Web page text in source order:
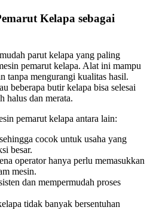
Kelapa sebagai
parut kelapa yang paling
pemarut kelapa. Alat ini mampu
tanpa mengurangi kualitas hasil.
beberapa butir kelapa bisa selesai
halus dan merata.
pemarut kelapa antara lain:
cocok untuk usaha yang
besar.
operator hanya perlu memasukkan
mesin.
dan mempermudah proses
tidak banyak bersentuhan